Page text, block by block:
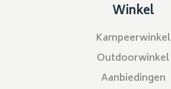
Winkel
Kampeerwinkel
Outdoorwinkel
Aanbiedingen